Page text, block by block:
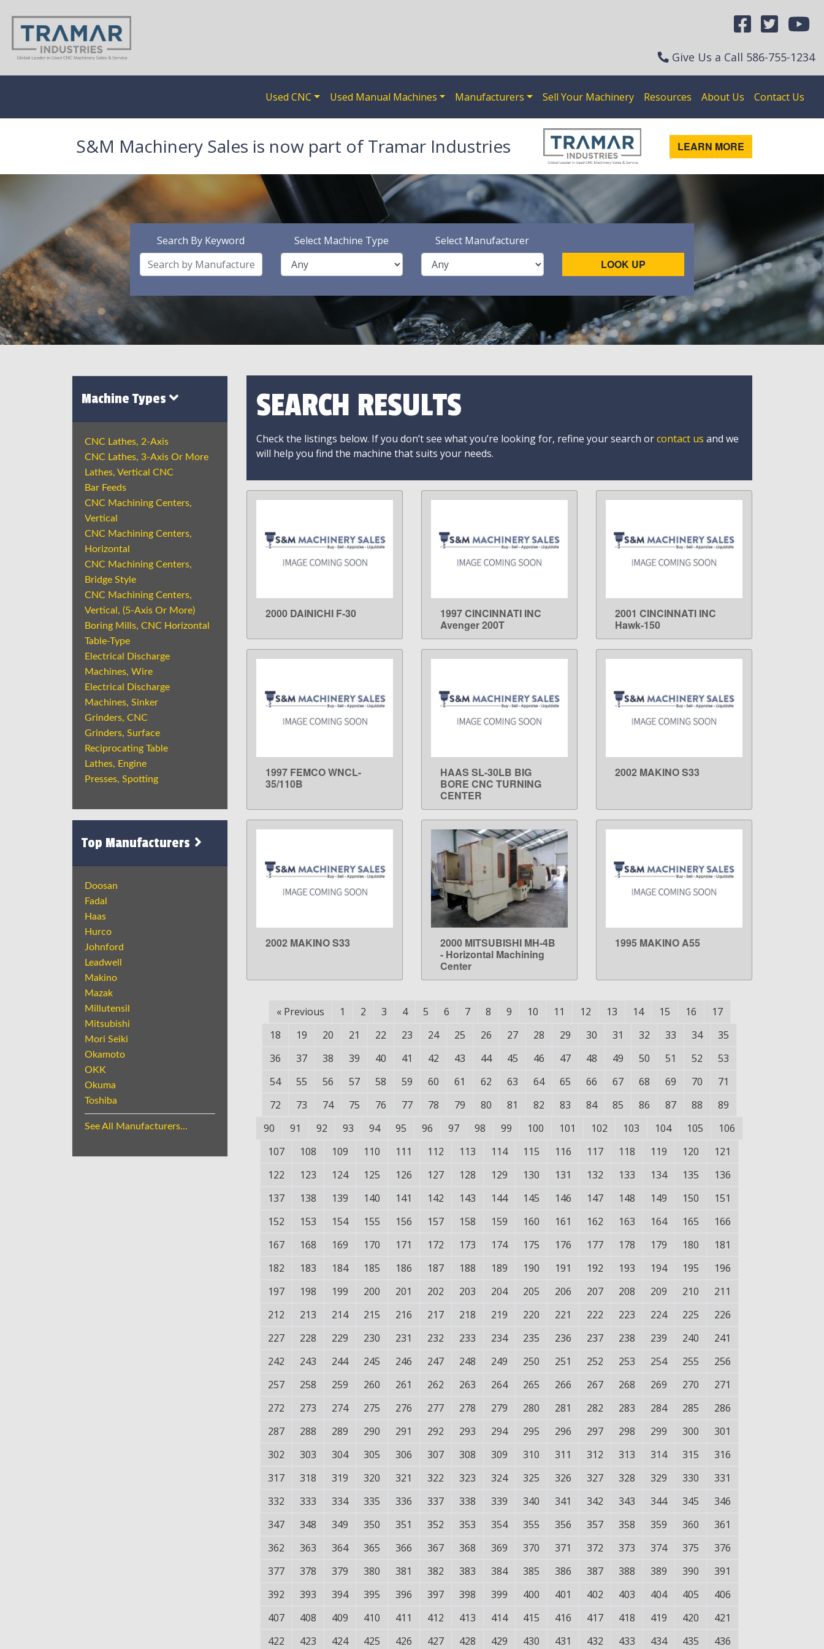
Give Us a Call 586-755-1234
Used CNC Used Manual Machines Manufacturers Sell Your Machinery Resources About Us Contact Us
S&M Machinery Sales is now part of Tramar Industries LEARN MORE
Search By Keyword Select Machine Type Select Manufacturer
LOOK UP
Machine Types
CNC Lathes, 2-Axis
CNC Lathes, 3-Axis Or More
Lathes, Vertical CNC
Bar Feeds
CNC Machining Centers,
Vertical
CNC Machining Centers,
Horizontal
CNC Machining Centers,
Bridge Style
CNC Machining Centers,
Vertical, (5-Axis Or More)
Boring Mills, CNC Horizontal
Table-Type
Electrical Discharge
Machines, Wire
Electrical Discharge
Machines, Sinker
Grinders, CNC
Grinders, Surface
Reciprocating Table
Lathes, Engine
Presses, Spotting
Top Manufacturers
Doosan
Fadal
Haas
Hurco
Johnford
Leadwell
Makino
Mazak
Millutensil
Mitsubishi
Mori Seiki
Okamoto
OKK
Okuma
Toshiba
See All Manufacturers...
SEARCH RESULTS
Check the listings below. If you don’t see what you’re looking for, refine your search orcontact us and we
will help you find the machine that suits your needs.
LEARN MORE
2000 DAINICHI F-30 LEARN MORE
1997 CINCINNATI INC
Avenger 200T
LEARN MORE
2001 CINCINNATI INC
Hawk-150
LEARN MORE
1997 FEMCO WNCL-
35/110B
LEARN MORE
HAAS SL-30LB BIG
BORE CNC TURNING
CENTER
LEARN MORE
2002 MAKINO S33
LEARN MORE
2002 MAKINO S33 LEARN MORE
2000 MITSUBISHI MH-4B
- Horizontal Machining
Center
LEARN MORE
1995 MAKINO A55
« Previous 1 2 3 4 5 6 7 8 9 10 11 12 13 14 15 16
17
18
19 20 21 22 23 24 25 26 27 28 29 30 31 32 33 34
35
36
37 38 39 40 41 42 43 44 45 46 47 48 49 50 51 52
53
54
55 56 57 58 59 60 61 62 63 64 65 66 67 68 69 70
71
72
73 74 75 76 77 78 79 80 81 82 83 84 85 86 87 88
89
90
91 92 93 94 95 96 97 98 99 100 101 102 103 104 105
106
107
108 109 110 111 112 113 114 115 116 117 118 119 120
121
122
123 124 125 126 127 128 129 130 131 132 133 134 135
136
137
138 139 140 141 142 143 144 145 146 147 148 149 150
151
152
153 154 155 156 157 158 159 160 161 162 163 164 165
166
167
168 169 170 171 172 173 174 175 176 177 178 179 180
181
182
183 184 185 186 187 188 189 190 191 192 193 194 195
196
197
198 199 200 201 202 203 204 205 206 207 208 209 210
211
212
213 214 215 216 217 218 219 220 221 222 223 224 225
226
227
228 229 230 231 232 233 234 235 236 237 238 239 240
241
242
243 244 245 246 247 248 249 250 251 252 253 254 255
256
257
258 259 260 261 262 263 264 265 266 267 268 269 270
271
272
273 274 275 276 277 278 279 280 281 282 283 284 285
286
287
288 289 290 291 292 293 294 295 296 297 298 299 300
301
302
303 304 305 306 307 308 309 310 311 312 313 314 315
316
317
318 319 320 321 322 323 324 325 326 327 328 329 330
331
332
333 334 335 336 337 338 339 340 341 342 343 344 345
346
347
348 349 350 351 352 353 354 355 356 357 358 359 360
361
362
363 364 365 366 367 368 369 370 371 372 373 374 375
376
377
378 379 380 381 382 383 384 385 386 387 388 389 390
391
392
393 394 395 396 397 398 399 400 401 402 403 404 405
406
407
408 409 410 411 412 413 414 415 416 417 418 419 420
421
422
423 424 425 426 427 428 429 430 431 432 433 434 435
436